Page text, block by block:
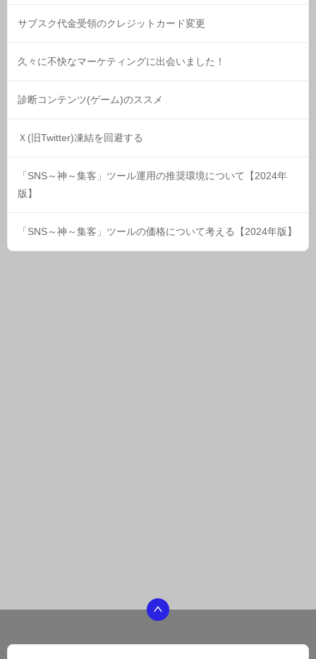
サブスク代金受領のクレジットカード変更
久々に不快なマーケティングに出会いました！
診断コンテンツ(ゲーム)のススメ
Ｘ(旧Twitter)凍結を回避する
「SNS～神～集客」ツール運用の推奨環境について【2024年
版】
「SNS～神～集客」ツールの価格について考える【2024年版】